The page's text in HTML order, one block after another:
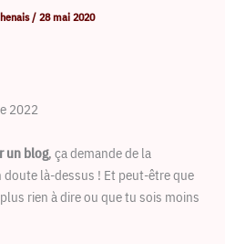
/ 28 mai 2020
2022
un blog, ça demande de la
doute là-dessus ! Et peut-être que
rien à dire ou que tu sois moins